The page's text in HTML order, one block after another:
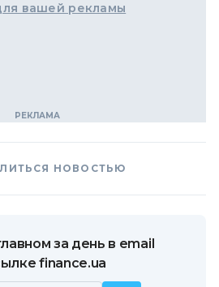
вашей рекламы
НОВОСТЬЮ
за день в email
finance.ua